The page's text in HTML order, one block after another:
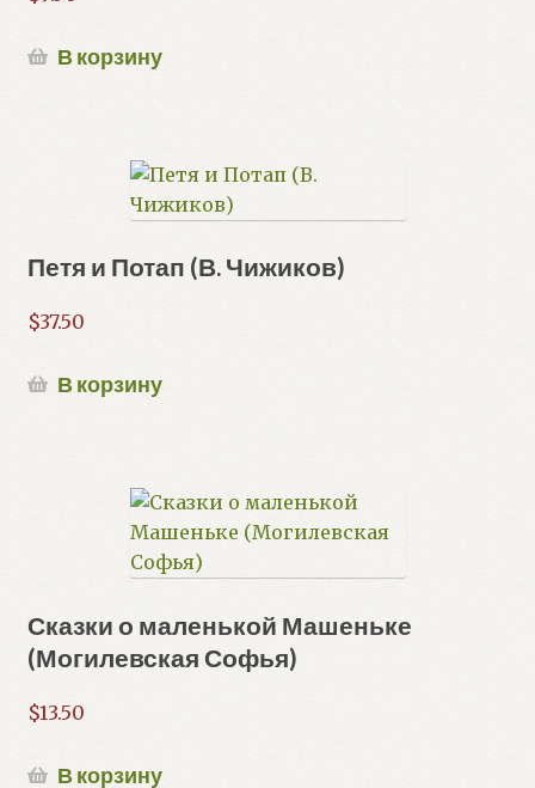
В корзину
Петя и Потап (В. Чижиков)
$37.50
В корзину
Сказки о маленькой Машеньке
(Могилевская Софья)
$13.50
В корзину